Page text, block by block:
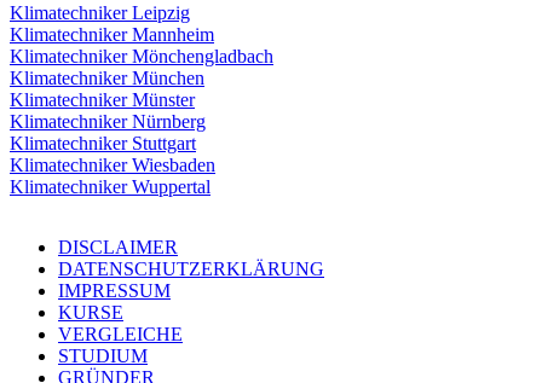
Klimatechniker Leipzig
Klimatechniker Mannheim
Klimatechniker Mönchengladbach
Klimatechniker München
Klimatechniker Münster
Klimatechniker Nürnberg
Klimatechniker Stuttgart
Klimatechniker Wiesbaden
Klimatechniker Wuppertal
DISCLAIMER
DATENSCHUTZERKLÄRUNG
IMPRESSUM
KURSE
VERGLEICHE
STUDIUM
GRÜNDER